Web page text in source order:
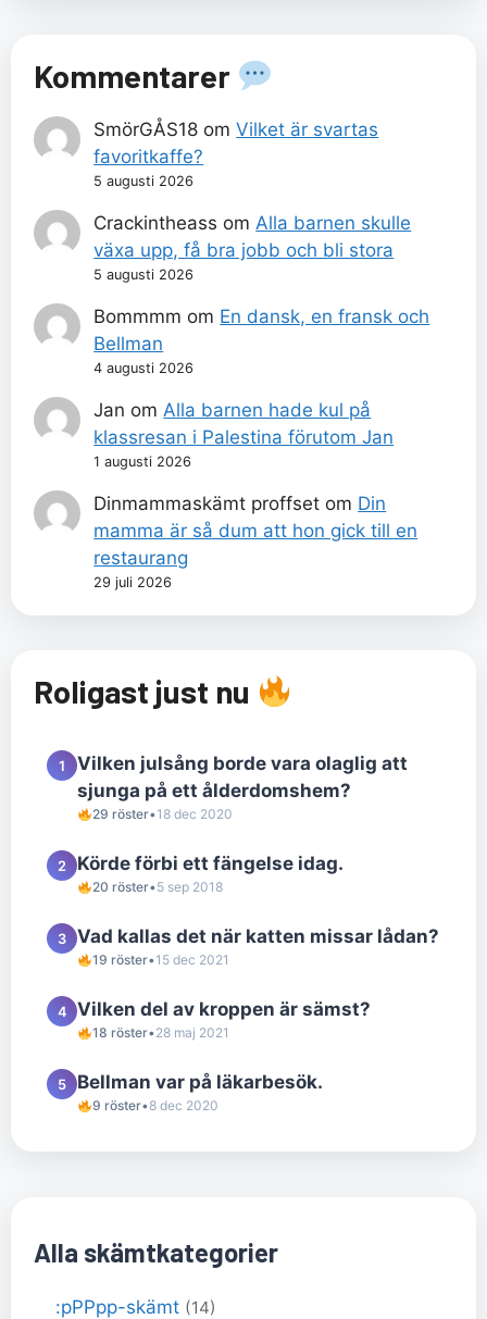
Kommentarer
SmörGÅS18 omVilket är svartas
favoritkaffe?
5 augusti 2026
Crackintheass om Alla barnen skulle
växa upp, få bra jobb och bli stora
5 augusti 2026
Bommmm om En dansk, en fransk och
Bellman
4 augusti 2026
Jan om Alla barnen hade kul på
klassresan i Palestina förutom Jan
1 augusti 2026
Dinmammaskämt proffset om Din
mamma är så dum att hon gick till en
restaurang
29 juli 2026
Roligast just nu
1
Vilken julsång borde vara olaglig att
sjunga på ett ålderdomshem?
29 röster•18 dec 2020
2 Körde förbi ett fängelse idag.
20 röster•5 sep 2018
3 Vad kallas det när katten missar lådan?
19 röster•15 dec 2021
4 Vilken del av kroppen är sämst?
18 röster•28 maj 2021
5 Bellman var på läkarbesök.
9 röster•8 dec 2020
Alla skämtkategorier
:pPPpp-skämt (14)